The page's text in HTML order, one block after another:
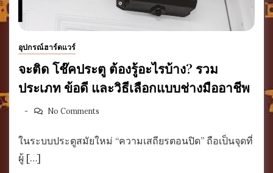
อุปกรณ์ฮาร์ดแวร์
จะติด โช๊คประตู ต้องรู้อะไรบ้าง? รวม
ประเภท ข้อดี และวิธีเลือกแบบช่างมืออาชีพ
No Comments
ในระบบประตูสมัยใหม่ “ความเสถียรตอนปิด” ถือเป็นจุดที่
ผู้ […]